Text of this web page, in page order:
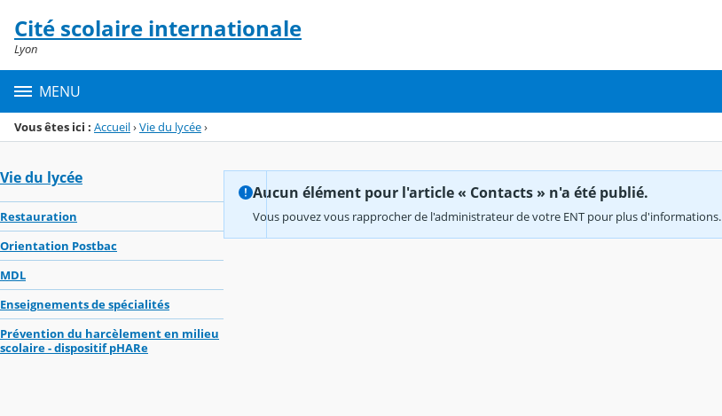
Menu de la rubrique
Contenu
Cité scolaire internationale
Lyon
MENU
Vous êtes ici : Accueil›Vie du lycée›
Vie du lycée
Restauration
Orientation Postbac
MDL
Enseignements de spécialités
Prévention du harcèlement en milieu
scolaire - dispositif pHARe
Aucun élément pour l'article « Contacts » n'a été publié.
Vous pouvez vous rapprocher de l'administrateur de votre ENT pour plus d'informations.